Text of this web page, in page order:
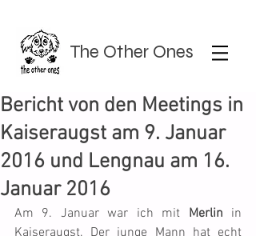
The Other Ones
Bericht von den Meetings in
Kaiseraugst am 9. Januar
2016 und Lengnau am 16.
Januar 2016
Am 9. Januar war ich mit Merlin in
Kaiseraugst. Der junge Mann hat echt